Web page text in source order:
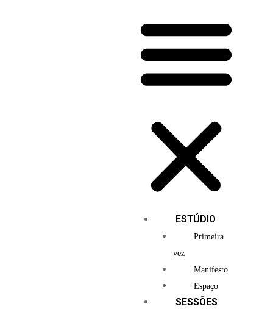
ESTÚDIO
Primeira
vez
Manifesto
Espaço
SESSÕES